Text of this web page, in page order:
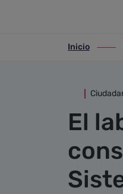
ir-a inicio
Inicio
ir-a El
El